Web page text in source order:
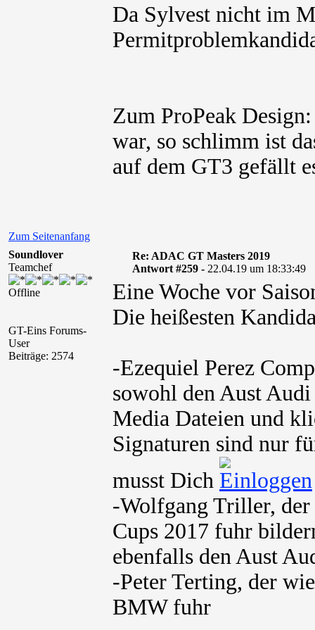
Da Sylvest nicht im
Zum ProPeak
war, so schlimm ist
auf dem GT3 gefällt
Zum Seitenanfang
Soundlover
Teamchef
Offline
GT-Eins Forums-
User
Beiträge: 2574
Re: ADAC GT Masters 2019
Antwort #259 - 22.04.19 um 18:33:49
Eine Woche vor
Die heißesten
-Ezequiel Perez
sowohl den Aust
Media Dateien und
Signaturen sind nur
musst Dich
-Wolfgang Triller, der
Cups 2017 fuhr
ebenfalls den Aust
-Peter Terting, der
BMW fuhr